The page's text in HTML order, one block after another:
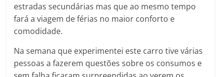
estradas secundárias mas que ao mesmo tempo
fará a viagem de férias no maior conforto e
comodidade.
Na semana que experimentei este carro tive várias
pessoas a fazerem questões sobre os consumos e